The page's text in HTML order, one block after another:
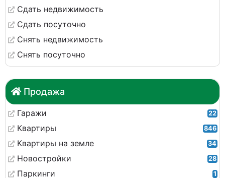
Сдать недвижимость
Сдать посуточно
Снять недвижимость
Снять посуточно
Продажа
Гаражи 22
Квартиры 846
Квартиры на земле 34
Новостройки 28
Паркинги 1